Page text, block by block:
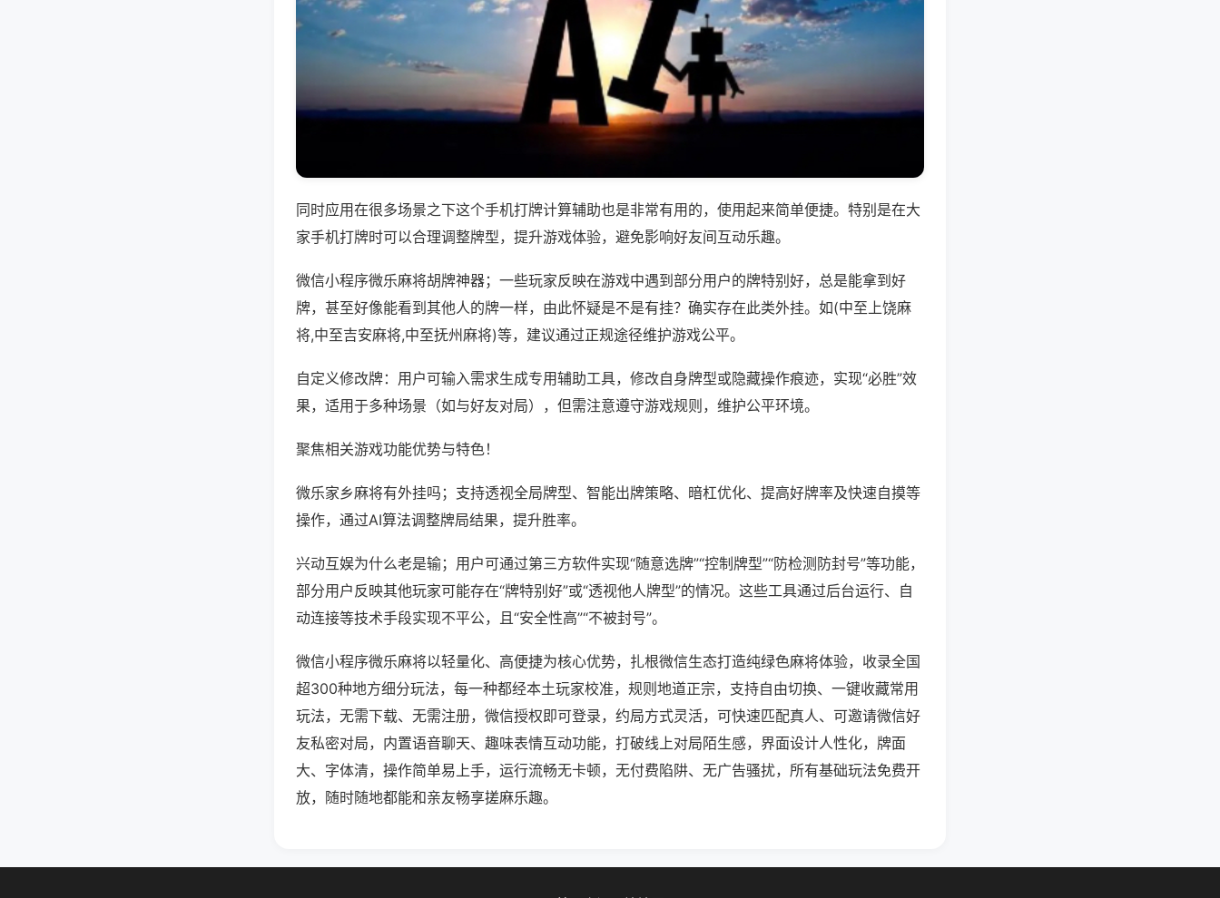
同时应用在很多场景之下这个手机打牌计算辅助也是非常有用的，使用起来简单便捷。特别是在大
家手机打牌时可以合理调整牌型，提升游戏体验，避免影响好友间互动乐趣。
微信小程序微乐麻将胡牌神器；一些玩家反映在游戏中遇到部分用户的牌特别好，总是能拿到好
牌，甚至好像能看到其他人的牌一样，由此怀疑是不是有挂？确实存在此类外挂。如(中至上饶麻
将,中至吉安麻将,中至抚州麻将)等，建议通过正规途径维护游戏公平。
自定义修改牌：用户可输入需求生成专用辅助工具，修改自身牌型或隐藏操作痕迹，实现“必胜”效
果，适用于多种场景（如与好友对局），但需注意遵守游戏规则，维护公平环境。
聚焦相关游戏功能优势与特色！
微乐家乡麻将有外挂吗；支持透视全局牌型、智能出牌策略、暗杠优化、提高好牌率及快速自摸等
操作，通过AI算法调整牌局结果，提升胜率。
兴动互娱为什么老是输；用户可通过第三方软件实现“随意选牌”“控制牌型”“防检测防封号”等功能，
部分用户反映其他玩家可能存在“牌特别好”或“透视他人牌型”的情况。这些工具通过后台运行、自
动连接等技术手段实现不平公，且“安全性高”“不被封号”。
微信小程序微乐麻将以轻量化、高便捷为核心优势，扎根微信生态打造纯绿色麻将体验，收录全国
超300种地方细分玩法，每一种都经本土玩家校准，规则地道正宗，支持自由切换、一键收藏常用
玩法，无需下载、无需注册，微信授权即可登录，约局方式灵活，可快速匹配真人、可邀请微信好
友私密对局，内置语音聊天、趣味表情互动功能，打破线上对局陌生感，界面设计人性化，牌面
大、字体清，操作简单易上手，运行流畅无卡顿，无付费陷阱、无广告骚扰，所有基础玩法免费开
放，随时随地都能和亲友畅享搓麻乐趣。